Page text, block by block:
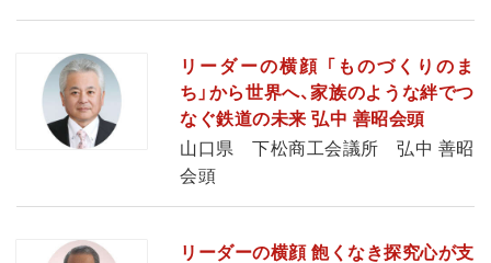
リーダーの横顔 「ものづくりのま
ち」から世界へ、家族のような絆でつ
なぐ鉄道の未来 弘中 善昭会頭
山口県 下松商工会議所 弘中 善昭
会頭
リーダーの横顔 飽くなき探究心が支